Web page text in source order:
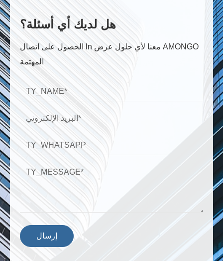
هل لديك أي أسئلة؟
الحصول على اتصال ln معنا لأي حلول عرض AMONGO
المهتمة
إرسال